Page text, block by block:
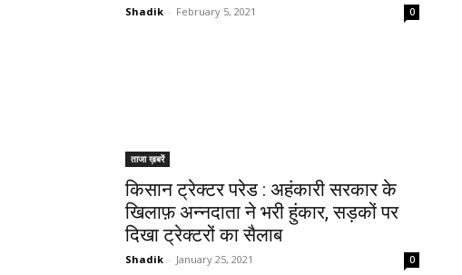
Shadik - February 5, 2021 0
ताजा ख़बरें
किसान ट्रेक्टर परेड : अहंकारी सरकार के
खिलाफ़ अन्नदाता ने भरी हुंकार, सड़कों पर
दिखा ट्रेक्टरों का सैलाब
Shadik - January 25, 2021 0